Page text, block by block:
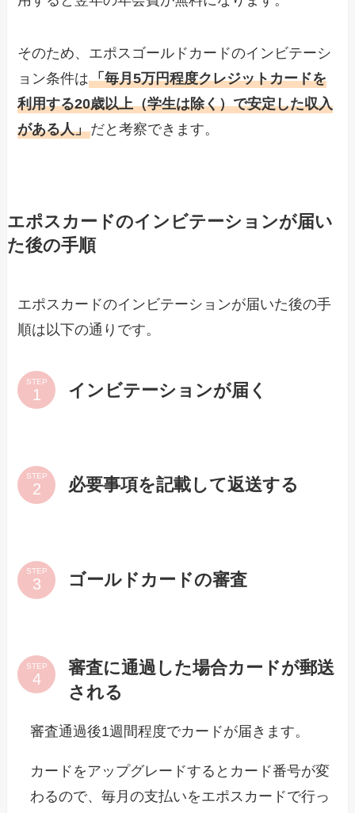
そのため、エポスゴールドカードのインビテーシ
ョン条件は「毎月5万円程度クレジットカードを
利用する20歳以上（学生は除く）で安定した収入
がある人」だと考察できます。
エポスカードのインビテーションが届い
た後の手順
エポスカードのインビテーションが届いた後の手
順は以下の通りです。
STEP インビテーションが届く
STEP 必要事項を記載して返送する
STEP ゴールドカードの審査
STEP
審査に通過した場合カードが郵送
される
審査通過後1週間程度でカードが届きます。
カードをアップグレードするとカード番号が変
わるので、毎月の支払いをエポスカードで行っ